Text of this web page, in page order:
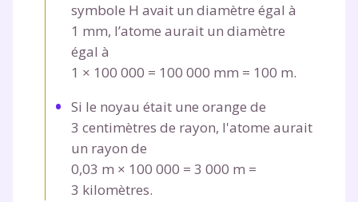
symbole H avait un diamètre égal à
1 mm, l’atome aurait un diamètre
égal à
1 × 100 000 = 100 000 mm = 100 m.
Si le noyau était une orange de
3 centimètres de rayon, l'atome aurait
un rayon de
0,03 m × 100 000 = 3 000 m =
3 kilomètres.